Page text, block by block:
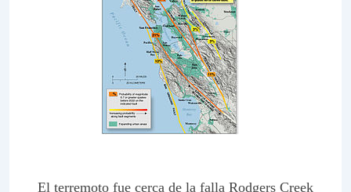
El terremoto fue cerca de la falla Rodgers Creek